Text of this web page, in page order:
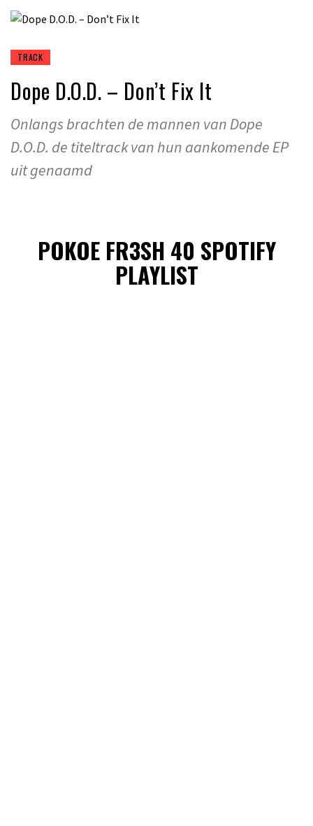
TRACK
Dope D.O.D. – Don’t Fix It
Onlangs brachten de mannen van Dope
D.O.D. de titeltrack van hun aankomende EP
uit genaamd
POKOE FR3SH 40 SPOTIFY
PLAYLIST